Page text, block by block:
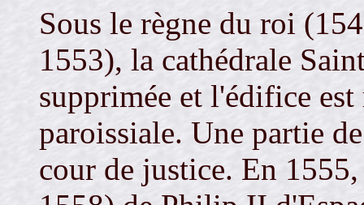
Sous le règne du roi
1553), la cathédrale
supprimée et l'édifice
paroissiale. Une partie
cour de justice. En